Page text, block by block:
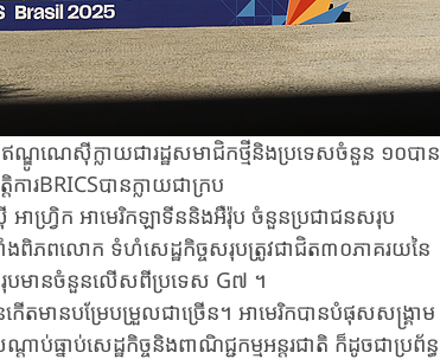
ឌូណេស៊ីក្លាយជារដ្ឋសមាជិកថ្មីនិងប្រទេសចំនួន ១០បាន
ារBRICSបានក្លាយជាក្រប
ាហ្វ្រិក អាមេរិកឡាទីននិងអឺរ៉ុប ចំនួនប្រជាជនសរុប
ពិភពលោក ទំហំសេដ្ឋកិច្ចសរុបត្រូវជាជិត៣០ភាគរយនៃ
រុបមានចំនួនលើសពីប្រទេស G៧ ។
ានបម្រែបម្រួលជាច្រើន។ អាមេរិកបានបំផុសសង្គ្រាម
ធ្នាប់សេដ្ឋកិច្ចនិងពាណិជ្ជកម្មអន្តរជាតិ ក៏ដូចជាប្រព័ន្ធ